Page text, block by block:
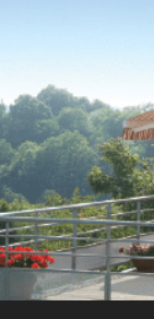
SAINT-